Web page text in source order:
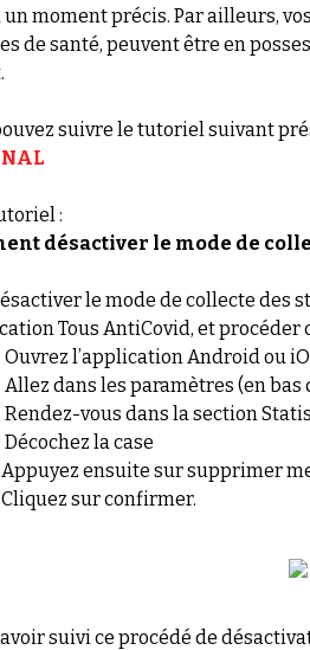
un moment précis. Par ailleurs,
de santé, peuvent être en
suivre le tutoriel suivant
:
désactiver le mode de
le mode de collecte des
Tous AntiCovid, et procéder
l’application Android ou
dans les paramètres (en bas
vous dans la section
la case
ensuite sur supprimer
sur confirmer.
suivi ce procédé de